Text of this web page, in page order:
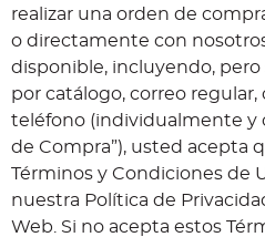
realizar una orden de
o directamente con
disponible, incluyendo,
por catálogo, correo
teléfono (individualmente y
de Compra”), usted acepta
Términos y Condiciones de
nuestra Política de
Web. Si no acepta estos